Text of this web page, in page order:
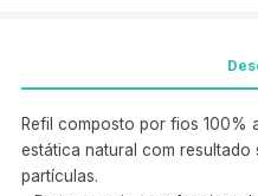
Refil composto por fios 100%
estática natural com
partículas.